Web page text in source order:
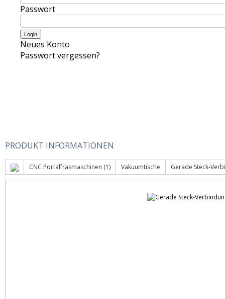
Passwort
Neues Konto
Passwort vergessen?
PRODUKT INFORMATIONEN
CNC Portalfräsmaschinen (1) Vakuumtische Gerade Steck-